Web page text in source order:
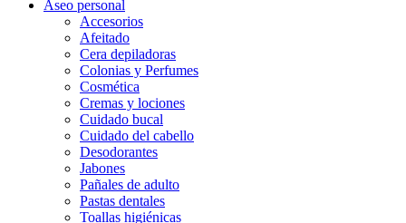
Aseo personal
Accesorios
Afeitado
Cera depiladoras
Colonias y Perfumes
Cosmética
Cremas y lociones
Cuidado bucal
Cuidado del cabello
Desodorantes
Jabones
Pañales de adulto
Pastas dentales
Toallas higiénicas